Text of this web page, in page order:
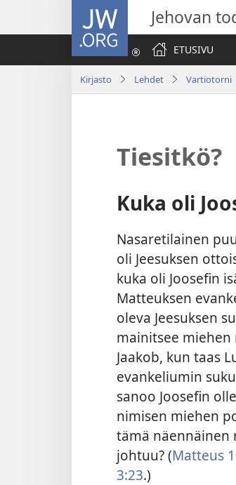
JW.ORG Jehovan
ETUSIVU
Kirjasto Lehdet Vartiotorni
Tiesitkö?
Kuka oli
Nasaretilainen
oli Jeesuksen
kuka oli Joosefin
Matteuksen
oleva Jeesuksen
mainitsee miehen
Jaakob, kun taas
evankeliumin
sanoo Joosefin
nimisen miehen
tämä näennäinen
johtuu? (Matteus
3:23.)